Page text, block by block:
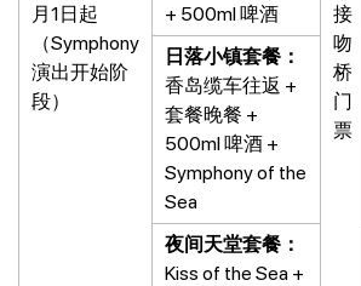
月1日起
（Symphony
演出开始阶
段）
接
吻
桥
门
票
+ 500ml 啤酒
日落小镇套餐：
香岛缆车往返 +
套餐晚餐 +
500ml 啤酒 +
Symphony of the
Sea
夜间天堂套餐：
Kiss of the Sea +